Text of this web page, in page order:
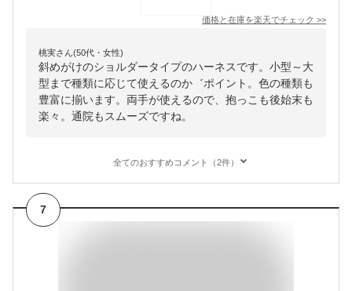
価格と在庫を楽天でチェック >>
桃実さん(50代・女性)
斜めがけのショルダータイプのハーネスです。小型～大
型まで種類に応じて使えるのか゛ポイント。色の種類も
豊富に揃います。両手が使えるので、抱っこも後始末も
楽々。通院もスムーズですね。
全てのおすすめコメント（2件）
7